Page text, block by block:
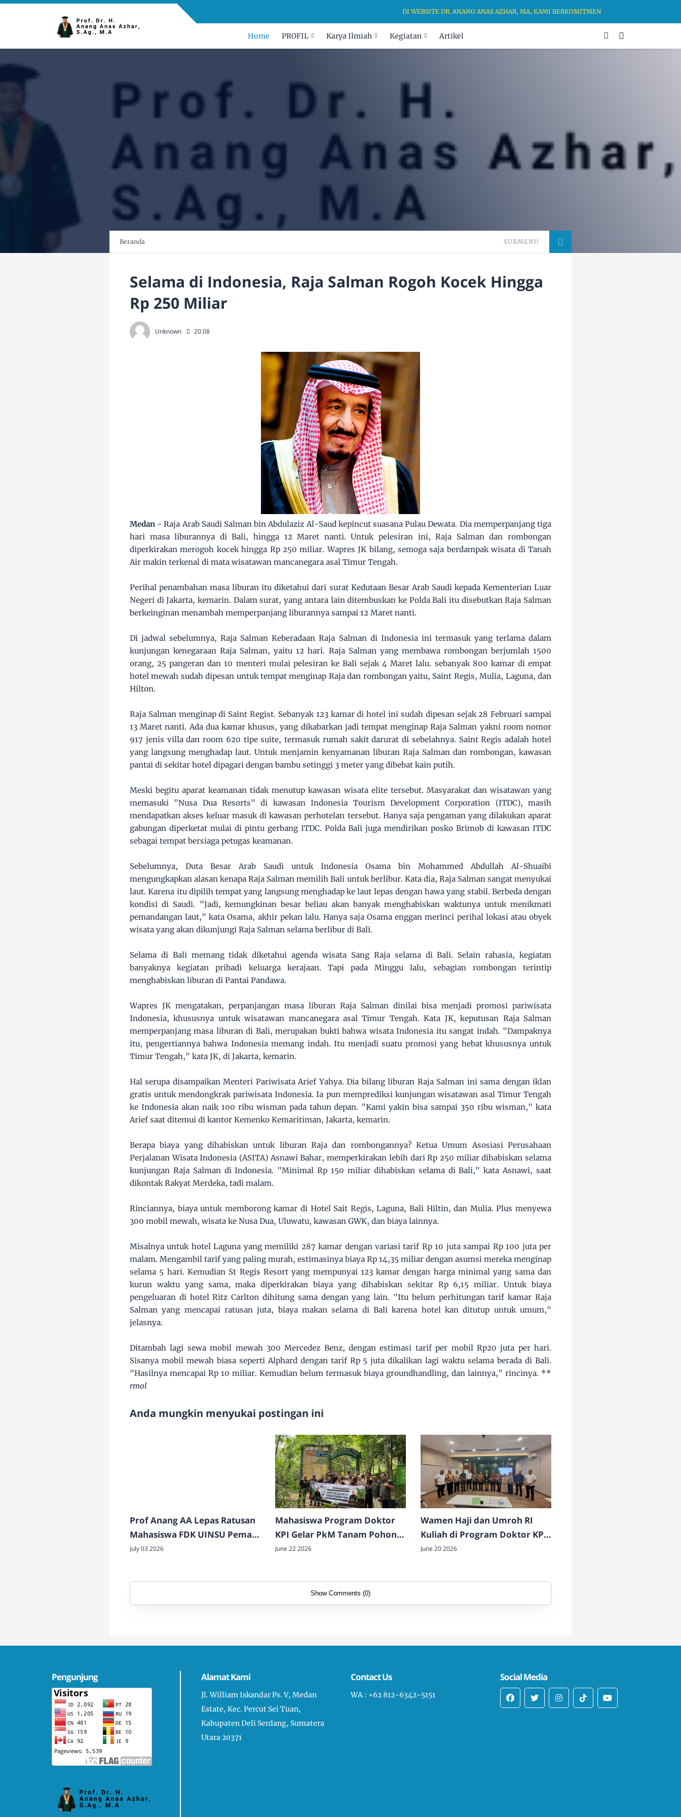
DI WEBSITE DR. ANANG ANAS AZHAR, MA, KAMI BERKOMITMEN UNTUK MENGHADIRKAN
Home PROFIL Karya Ilmiah Kegiatan Artikel
Beranda SUBMENU
Selama di Indonesia, Raja Salman Rogoh Kocek Hingga
Rp 250 Miliar
Unknown 20.08
Medan - Raja Arab Saudi Salman bin Abdulaziz Al-Saud kepincut suasana Pulau Dewata. Dia memperpanjang tiga
hari masa liburannya di Bali, hingga 12 Maret nanti. Untuk pelesiran ini, Raja Salman dan rombongan
diperkirakan merogoh kocek hingga Rp 250 miliar. Wapres JK bilang, semoga saja berdampak wisata di Tanah
Air makin terkenal di mata wisatawan mancanegara asal Timur Tengah.
Perihal penambahan masa liburan itu diketahui dari surat Kedutaan Besar Arab Saudi kepada Kementerian Luar
Negeri di Jakarta, kemarin. Dalam surat, yang antara lain ditembuskan ke Polda Bali itu disebutkan Raja Salman
berkeinginan menambah memperpanjang liburannya sampai 12 Maret nanti.
Di jadwal sebelumnya, Raja Salman Keberadaan Raja Salman di Indonesia ini termasuk yang terlama dalam
kunjungan kenegaraan Raja Salman, yaitu 12 hari. Raja Salman yang membawa rombongan berjumlah 1500
orang, 25 pangeran dan 10 menteri mulai pelesiran ke Bali sejak 4 Maret lalu. sebanyak 800 kamar di empat
hotel mewah sudah dipesan untuk tempat menginap Raja dan rombongan yaitu, Saint Regis, Mulia, Laguna, dan
Hilton.
Raja Salman menginap di Saint Regist. Sebanyak 123 kamar di hotel ini sudah dipesan sejak 28 Februari sampai
13 Maret nanti. Ada dua kamar khusus, yang dikabarkan jadi tempat menginap Raja Salman yakni room nomor
917 jenis villa dan room 620 tipe suite, termasuk rumah sakit darurat di sebelahnya. Saint Regis adalah hotel
yang langsung menghadap laut. Untuk menjamin kenyamanan liburan Raja Salman dan rombongan, kawasan
pantai di sekitar hotel dipagari dengan bambu setinggi 3 meter yang dibebat kain putih.
Meski begitu aparat keamanan tidak menutup kawasan wisata elite tersebut. Masyarakat dan wisatawan yang
memasuki "Nusa Dua Resorts" di kawasan Indonesia Tourism Development Corporation (ITDC), masih
mendapatkan akses keluar masuk di kawasan perhotelan tersebut. Hanya saja pengaman yang dilakukan aparat
gabungan diperketat mulai di pintu gerbang ITDC. Polda Bali juga mendirikan posko Brimob di kawasan ITDC
sebagai tempat bersiaga petugas keamanan.
Sebelumnya, Duta Besar Arab Saudi untuk Indonesia Osama bin Mohammed Abdullah Al-Shuaibi
mengungkapkan alasan kenapa Raja Salman memilih Bali untuk berlibur. Kata dia, Raja Salman sangat menyukai
laut. Karena itu dipilih tempat yang langsung menghadap ke laut lepas dengan hawa yang stabil. Berbeda dengan
kondisi di Saudi. "Jadi, kemungkinan besar beliau akan banyak menghabiskan waktunya untuk menikmati
pemandangan laut," kata Osama, akhir pekan lalu. Hanya saja Osama enggan merinci perihal lokasi atau obyek
wisata yang akan dikunjungi Raja Salman selama berlibur di Bali.
Selama di Bali memang tidak diketahui agenda wisata Sang Raja selama di Bali. Selain rahasia, kegiatan
banyaknya kegiatan pribadi keluarga kerajaan. Tapi pada Minggu lalu, sebagian rombongan terintip
menghabiskan liburan di Pantai Pandawa.
Wapres JK mengatakan, perpanjangan masa liburan Raja Salman dinilai bisa menjadi promosi pariwisata
Indonesia, khususnya untuk wisatawan mancanegara asal Timur Tengah. Kata JK, keputusan Raja Salman
memperpanjang masa liburan di Bali, merupakan bukti bahwa wisata Indonesia itu sangat indah. "Dampaknya
itu, pengertiannya bahwa Indonesia memang indah. Itu menjadi suatu promosi yang hebat khususnya untuk
Timur Tengah," kata JK, di Jakarta, kemarin.
Hal serupa disampaikan Menteri Pariwisata Arief Yahya. Dia bilang liburan Raja Salman ini sama dengan iklan
gratis untuk mendongkrak pariwisata Indonesia. Ia pun memprediksi kunjungan wisatawan asal Timur Tengah
ke Indonesia akan naik 100 ribu wisman pada tahun depan. "Kami yakin bisa sampai 350 ribu wisman," kata
Arief saat ditemui di kantor Kemenko Kemaritiman, Jakarta, kemarin.
Berapa biaya yang dihabiskan untuk liburan Raja dan rombongannya? Ketua Umum Asosiasi Perusahaan
Perjalanan Wisata Indonesia (ASITA) Asnawi Bahar, memperkirakan lebih dari Rp 250 miliar dihabiskan selama
kunjungan Raja Salman di Indonesia. "Minimal Rp 150 miliar dihabiskan selama di Bali," kata Asnawi, saat
dikontak Rakyat Merdeka, tadi malam.
Rinciannya, biaya untuk memborong kamar di Hotel Sait Regis, Laguna, Bali Hiltin, dan Mulia. Plus menyewa
300 mobil mewah, wisata ke Nusa Dua, Uluwatu, kawasan GWK, dan biaya lainnya.
Misalnya untuk hotel Laguna yang memiliki 287 kamar dengan variasi tarif Rp 10 juta sampai Rp 100 juta per
malam. Mengambil tarif yang paling murah, estimasinya biaya Rp 14,35 miliar dengan asumsi mereka menginap
selama 5 hari. Kemudian St Regis Resort yang mempunyai 123 kamar dengan harga minimal yang sama dan
kurun waktu yang sama, maka diperkirakan biaya yang dihabiskan sekitar Rp 6,15 miliar. Untuk biaya
pengeluaran di hotel Ritz Carlton dihitung sama dengan yang lain. "Itu belum perhitungan tarif kamar Raja
Salman yang mencapai ratusan juta, biaya makan selama di Bali karena hotel kan ditutup untuk umum,"
jelasnya.
Ditambah lagi sewa mobil mewah 300 Mercedez Benz, dengan estimasi tarif per mobil Rp20 juta per hari.
Sisanya mobil mewah biasa seperti Alphard dengan tarif Rp 5 juta dikalikan lagi waktu selama berada di Bali.
"Hasilnya mencapai Rp 10 miliar. Kemudian belum termasuk biaya groundhandling, dan lainnya," rincinya. **
rmol
Anda mungkin menyukai postingan ini
Prof Anang AA Lepas Ratusan
Mahasiswa FDK UINSU Pema
di Dairi
July 03 2026
Mahasiswa Program Doktor
KPI Gelar PkM Tanam Pohon
di TNGL
June 22 2026
Wamen Haji dan Umroh RI
Kuliah di Program Doktor KPI
FDK UINSU
June 20 2026
Show Comments (0)
Pengunjung Alamat Kami
Jl. William Iskandar Ps. V, Medan
Estate, Kec. Percut Sei Tuan,
Kabupaten Deli Serdang, Sumatera
Utara 20371
Contact Us
WA : +62 812-6342-5151
Social Media